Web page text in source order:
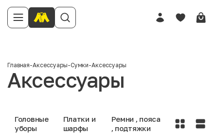
Главная-Аксессуары-Сумки-Аксессуары
Аксессуары
Головные
уборы
Платки и
шарфы
Ремни , пояса
, подтяжки